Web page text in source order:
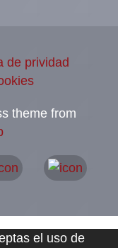
de prividad
theme from
el uso de